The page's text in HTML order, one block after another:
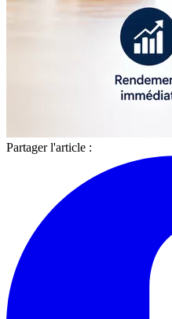
Partager l'article :